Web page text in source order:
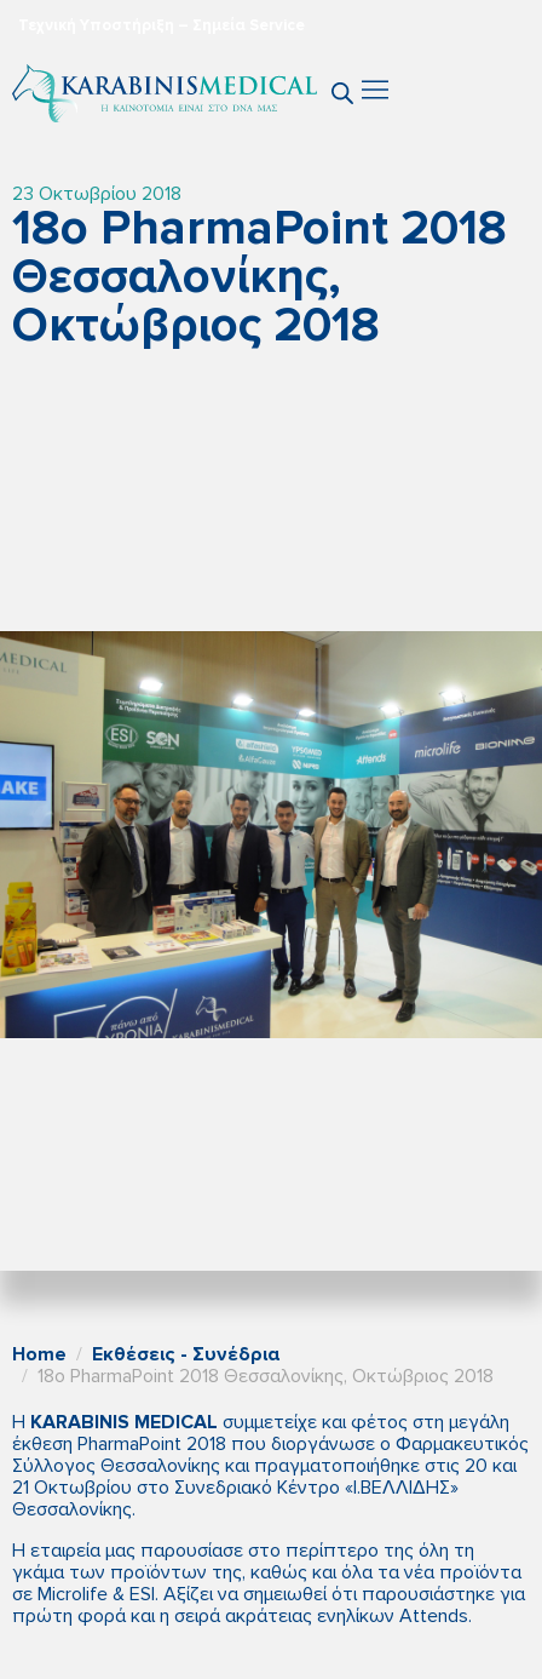
23 Οκτωβρίου 2018
18ο PharmaPoint 2018
Θεσσαλονίκης,
Οκτώβριος 2018
Home
Εκθέσεις - Συνέδρια
18ο PharmaPoint 2018 Θεσσαλονίκης, Οκτώβριος 2018
Η KARABINIS MEDICAL συμμετείχε και φέτος στη μεγάλη
έκθεση PharmaPoint 2018 που διοργάνωσε ο Φαρμακευτικός
Σύλλογος Θεσσαλονίκης και πραγματοποιήθηκε στις 20 και
21 Οκτωβρίου στο Συνεδριακό Κέντρο «Ι.ΒΕΛΛΙΔΗΣ»
Θεσσαλονίκης.
Η εταιρεία μας παρουσίασε στο περίπτερο της όλη τη
γκάμα των προϊόντων της, καθώς και όλα τα νέα προϊόντα
σε Microlife & ESI. Αξίζει να σημειωθεί ότι παρουσιάστηκε για
πρώτη φορά και η σειρά ακράτειας ενηλίκων Attends.